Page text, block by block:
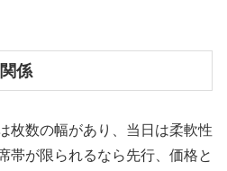
係
枚数の幅があり、当日は柔軟性
帯が限られるなら先行、価格と